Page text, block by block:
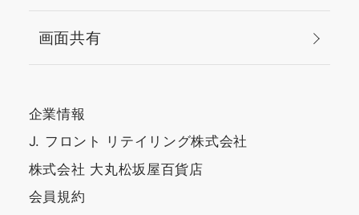
画面共有
企業情報
J. フロント リテイリング株式会社
株式会社 大丸松坂屋百貨店
会員規約